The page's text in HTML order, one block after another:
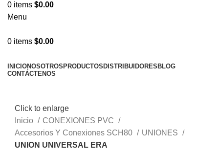
0 items $0.00
Menu
0 items $0.00
INICIONOSOTROS PRODUCTOS DISTRIBUIDORES BLOG
CONTÁCTENOS
Click to enlarge
Inicio
CONEXIONES PVC
Accesorios Y Conexiones SCH80
UNIONES
UNION UNIVERSAL ERA